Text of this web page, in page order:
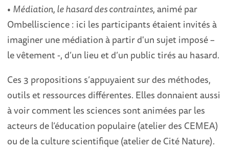
• Médiation, le hasard des contraintes, animé par
Ombelliscience : ici les participants étaient invités à
imaginer une médiation à partir d'un sujet imposé –
le vêtement -, d’un lieu et d’un public tirés au hasard.
Ces 3 propositions s’appuyaient sur des méthodes,
outils et ressources différentes. Elles donnaient aussi
à voir comment les sciences sont animées par les
acteurs de l’éducation populaire (atelier des CEMEA)
ou de la culture scientifique (atelier de Cité Nature).